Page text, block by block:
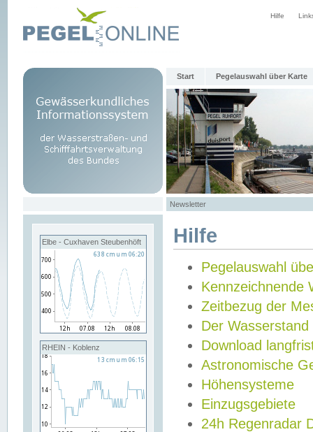
Hilfe
Start Pegelauswahl über Karte
Newsletter
Elbe - Cuxhaven Steubenhöft
RHEIN - Koblenz
Hilfe
Pegelauswahl
Kennzeichnende
Zeitbezug der
Der Wasserstand
Download
Astronomische
Höhensysteme
Einzugsgebiete
24h Regenradar